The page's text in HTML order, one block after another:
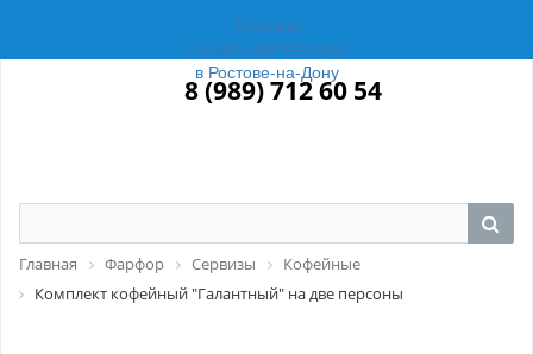
Магазин
Российский Фарфор
в Ростове-на-Дону
8 (989) 712 60 54
Главная Фарфор Сервизы
Кофейные
Комплект кофейный "Галантный" на две персоны